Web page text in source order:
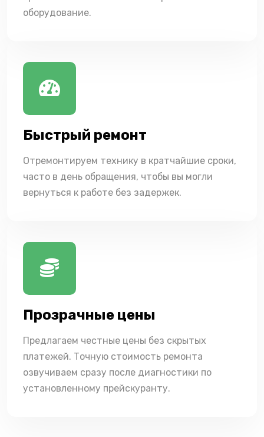
оборудование.
Быстрый ремонт
Отремонтируем технику в кратчайшие сроки,
часто в день обращения, чтобы вы могли
вернуться к работе без задержек.
Прозрачные цены
Предлагаем честные цены без скрытых
платежей. Точную стоимость ремонта
озвучиваем сразу после диагностики по
установленному прейскуранту.